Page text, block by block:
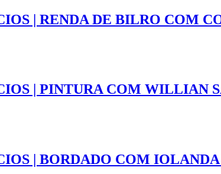
| RENDA DE BILRO COM
| PINTURA COM WILLIAN
| BORDADO COM